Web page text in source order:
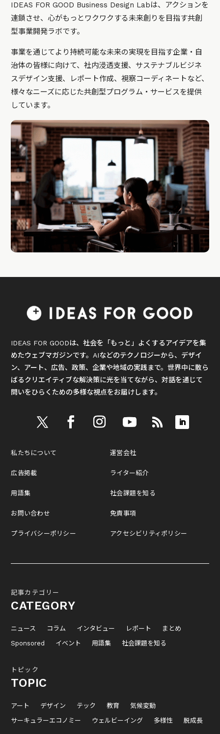
IDEAS FOR GOOD Business Design Labは、アクションを
連鎖させ、心がもっとワクワクする未来創りを目指す共創
型事業開発ラボです。
事業を通じてより持続可能な未来の実現を目指す企業・自
治体の皆様に向けて、社内浸透支援、サステナブルビジネ
スデザイン支援、レポート作成、視察コーディネートなど、
様々なニーズに応じた共創型プログラム・サービスを提供
しています。
IDEAS FOR GOODは、社会を「もっと」よくするアイデアを集
めたウェブマガジンです。AIなどのテクノロジーから、デザイ
ン、アート、広告、政策、企業や地域の実践まで。世界中に散ら
ばるクリエイティブな解決策に光を当てながら、対話を通じて
問いをひらくための多様な視点をお届けします。
私たちについて
広告掲載
用語集
お問い合わせ
プライバシーポリシー
運営会社
ライター紹介
社会課題を知る
免責事項
アクセシビリティポリシー
記事カテゴリー
CATEGORY
ニュース コラム インタビュー レポート
まとめ
Sponsored
イベント 用語集 社会課題を知る
トピック
TOPIC
アート デザイン テック 教育
気候変動
サーキュラーエコノミー
ウェルビーイング 多様性 脱成長